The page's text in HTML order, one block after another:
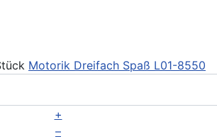
Motorik Dreifach Spaß L01-8550
+
–